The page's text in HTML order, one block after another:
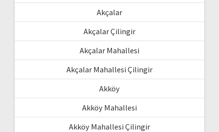
Akçalar
Akçalar Çilingir
Akçalar Mahallesi
Akçalar Mahallesi Çilingir
Akköy
Akköy Mahallesi
Akköy Mahallesi Çilingir